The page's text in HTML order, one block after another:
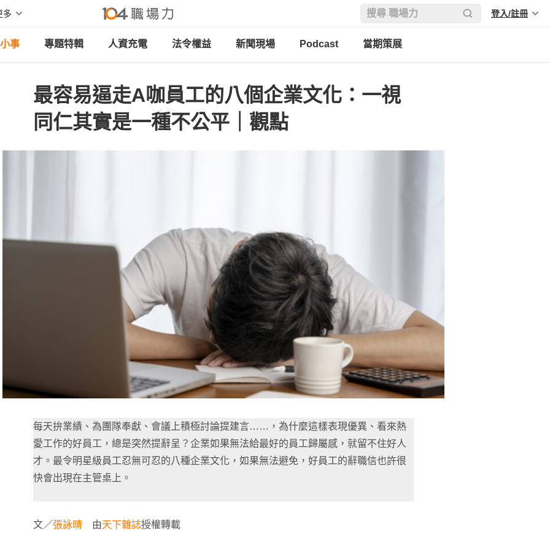
多 登入/註冊
事 專題特輯 人資充電 法令權益 新聞現場 Podcast 當期策展
最容易逼走A咖員工的八個企業文化：一視
同仁其實是一種不公平｜觀點
每天拚業績、為團隊奉獻、會議上積極討論提建言……，為什麼這樣表現優異、看來熱
愛工作的好員工，總是突然提辭呈？企業如果無法給最好的員工歸屬感，就留不住好人
才。最令明星級員工忍無可忍的八種企業文化，如果無法避免，好員工的辭職信也許很
快會出現在主管桌上。
文／張詠晴 由天下雜誌授權轉載